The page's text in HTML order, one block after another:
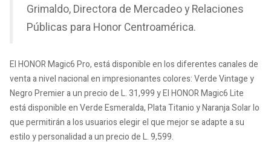
Grimaldo, Directora de Mercadeo y Relaciones
Públicas para Honor Centroamérica.
El HONOR Magic6 Pro, está disponible en los diferentes canales de
venta a nivel nacional en impresionantes colores: Verde Vintage y
Negro Premier a un precio de L. 31,999 y El HONOR Magic6 Lite
está disponible en Verde Esmeralda, Plata Titanio y Naranja Solar lo
que permitirán a los usuarios elegir el que mejor se adapte a su
estilo y personalidad a un precio de L. 9,599.